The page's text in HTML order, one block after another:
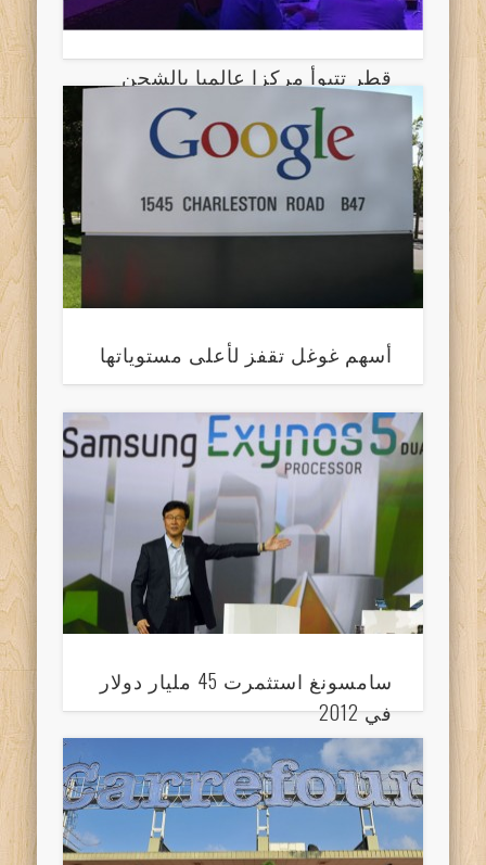
قطر تتبوأ مركزا عالميا بالشحن
أسهم غوغل تقفز لأعلى مستوياتها
سامسونغ استثمرت 45 مليار دولار
في 2012